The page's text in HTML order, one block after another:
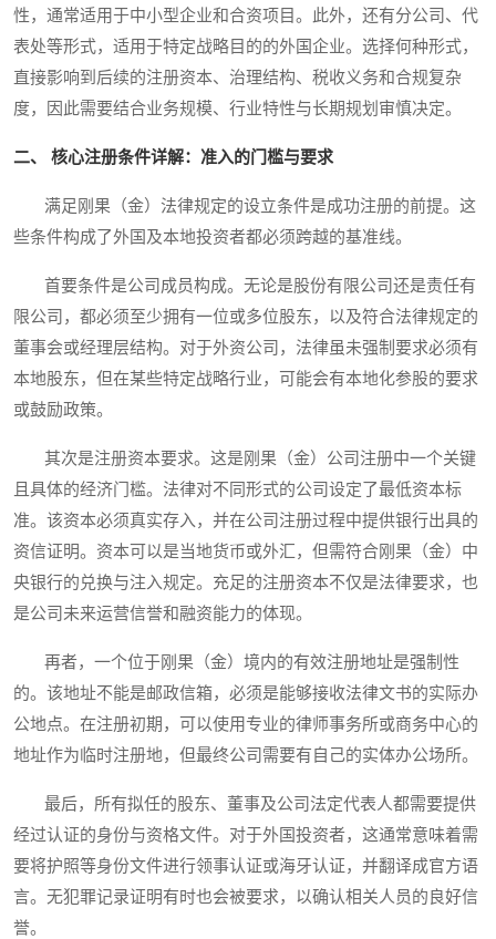
性，通常适用于中小型企业和合资项目。此外，还有分公司、代
表处等形式，适用于特定战略目的的外国企业。选择何种形式，
直接影响到后续的注册资本、治理结构、税收义务和合规复杂
度，因此需要结合业务规模、行业特性与长期规划审慎决定。
二、 核心注册条件详解：准入的门槛与要求
满足刚果（金）法律规定的设立条件是成功注册的前提。这
些条件构成了外国及本地投资者都必须跨越的基准线。
首要条件是公司成员构成。无论是股份有限公司还是责任有
限公司，都必须至少拥有一位或多位股东，以及符合法律规定的
董事会或经理层结构。对于外资公司，法律虽未强制要求必须有
本地股东，但在某些特定战略行业，可能会有本地化参股的要求
或鼓励政策。
其次是注册资本要求。这是刚果（金）公司注册中一个关键
且具体的经济门槛。法律对不同形式的公司设定了最低资本标
准。该资本必须真实存入，并在公司注册过程中提供银行出具的
资信证明。资本可以是当地货币或外汇，但需符合刚果（金）中
央银行的兑换与注入规定。充足的注册资本不仅是法律要求，也
是公司未来运营信誉和融资能力的体现。
再者，一个位于刚果（金）境内的有效注册地址是强制性
的。该地址不能是邮政信箱，必须是能够接收法律文书的实际办
公地点。在注册初期，可以使用专业的律师事务所或商务中心的
地址作为临时注册地，但最终公司需要有自己的实体办公场所。
最后，所有拟任的股东、董事及公司法定代表人都需要提供
经过认证的身份与资格文件。对于外国投资者，这通常意味着需
要将护照等身份文件进行领事认证或海牙认证，并翻译成官方语
言。无犯罪记录证明有时也会被要求，以确认相关人员的良好信
誉。